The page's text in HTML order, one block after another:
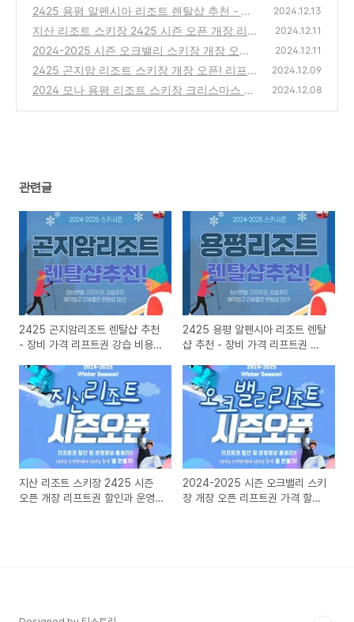
리프트권 강습 비용 정보
(0)
2425 용평 알펜시아 리조트 렌탈샵 추천 - 장
비 가격 리프트권 강습 비용 정보
(0)
2024.12.13
지산 리조트 스키장 2425 시즌 오픈 개장 리프
트권 할인과 운영 시간 정보 총정리
(0)
2024.12.11
2024-2025 시즌 오크밸리 스키장 개장 오픈
리프트권 가격 할인 정보
(0)
2024.12.11
2425 곤지암 리조트 스키장 개장 오픈! 리프트
권 할인과 운영 시간 정보 총정리
(1)
2024.12.09
2024 모나 용평 리조트 스키장 크리스마스 이
2024.12.08
관련글
2425 곤지암리조트 렌탈샵 추천
- 장비 가격 리프트권 강습 비용
2425 용평 알펜시아 리조트 렌탈
샵 추천 - 장비 가격 리프트권 강
지산 리조트 스키장 2425 시즌
오픈 개장 리프트권 할인과 운영
2024-2025 시즌 오크밸리 스키
장 개장 오픈 리프트권 가격 할인